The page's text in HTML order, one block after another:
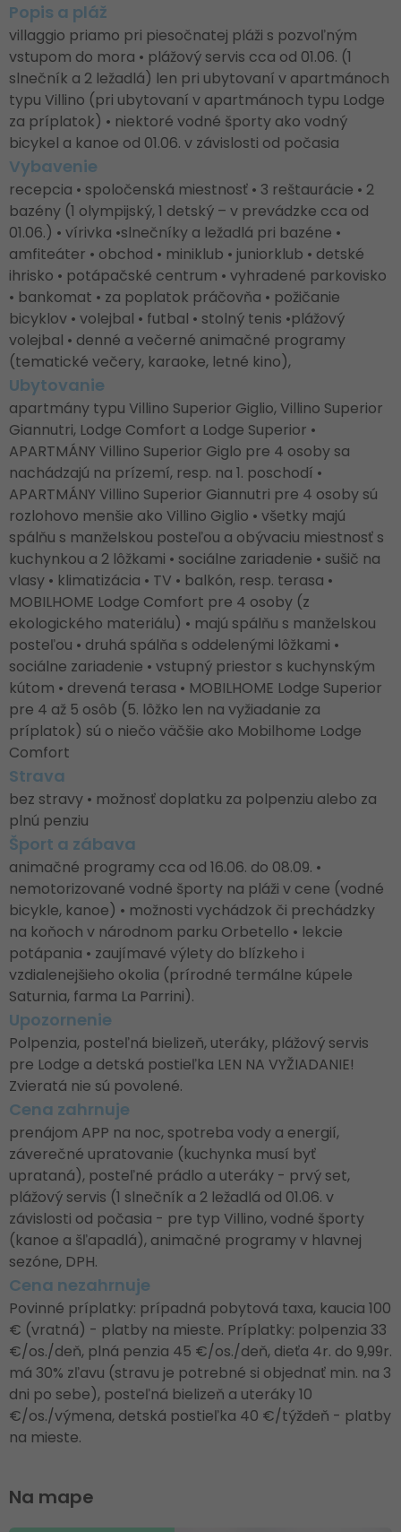
Popis a pláž
villaggio priamo pri piesočnatej pláži s pozvoľným
vstupom do mora • plážový servis cca od 01.06. (1
slnečník a 2 ležadlá) len pri ubytovaní v apartmánoch
typu Villino (pri ubytovaní v apartmánoch typu Lodge
za príplatok) • niektoré vodné športy ako vodný
bicykel a kanoe od 01.06. v závislosti od počasia
Vybavenie
recepcia • spoločenská miestnosť • 3 reštaurácie • 2
bazény (1 olympijský, 1 detský – v prevádzke cca od
01.06.) • vírivka •slnečníky a ležadlá pri bazéne •
amfiteáter • obchod • miniklub • juniorklub • detské
ihrisko • potápačské centrum • vyhradené parkovisko
• bankomat • za poplatok práčovňa • požičanie
bicyklov • volejbal • futbal • stolný tenis •plážový
volejbal • denné a večerné animačné programy
(tematické večery, karaoke, letné kino),
Ubytovanie
apartmány typu Villino Superior Giglio, Villino Superior
Giannutri, Lodge Comfort a Lodge Superior •
APARTMÁNY Villino Superior Giglo pre 4 osoby sa
nachádzajú na prízemí, resp. na 1. poschodí •
APARTMÁNY Villino Superior Giannutri pre 4 osoby sú
rozlohovo menšie ako Villino Giglio • všetky majú
spálňu s manželskou posteľou a obývaciu miestnosť s
kuchynkou a 2 lôžkami • sociálne zariadenie • sušič na
vlasy • klimatizácia • TV • balkón, resp. terasa •
MOBILHOME Lodge Comfort pre 4 osoby (z
ekologického materiálu) • majú spálňu s manželskou
posteľou • druhá spálňa s oddelenými lôžkami •
sociálne zariadenie • vstupný priestor s kuchynským
kútom • drevená terasa • MOBILHOME Lodge Superior
pre 4 až 5 osôb (5. lôžko len na vyžiadanie za
príplatok) sú o niečo väčšie ako Mobilhome Lodge
Comfort
Strava
bez stravy • možnosť doplatku za polpenziu alebo za
plnú penziu
Šport a zábava
animačné programy cca od 16.06. do 08.09. •
nemotorizované vodné športy na pláži v cene (vodné
bicykle, kanoe) • možnosti vychádzok či prechádzky
na koňoch v národnom parku Orbetello • lekcie
potápania • zaujímavé výlety do blízkeho i
vzdialenejšieho okolia (prírodné termálne kúpele
Saturnia, farma La Parrini).
Upozornenie
Polpenzia, posteľná bielizeň, uteráky, plážový servis
pre Lodge a detská postieľka LEN NA VYŽIADANIE!
Zvieratá nie sú povolené.
Cena zahrnuje
prenájom APP na noc, spotreba vody a energií,
záverečné upratovanie (kuchynka musí byť
uprataná), posteľné prádlo a uteráky - prvý set,
plážový servis (1 slnečník a 2 ležadlá od 01.06. v
závislosti od počasia - pre typ Villino, vodné športy
(kanoe a šľapadlá), animačné programy v hlavnej
sezóne, DPH.
Cena nezahrnuje
Povinné príplatky: prípadná pobytová taxa, kaucia 100
€ (vratná) - platby na mieste. Príplatky: polpenzia 33
€/os./deň, plná penzia 45 €/os./deň, dieťa 4r. do 9,99r.
má 30% zľavu (stravu je potrebné si objednať min. na 3
dni po sebe), posteľná bielizeň a uteráky 10
€/os./výmena, detská postieľka 40 €/týždeň - platby
na mieste.
Na mape